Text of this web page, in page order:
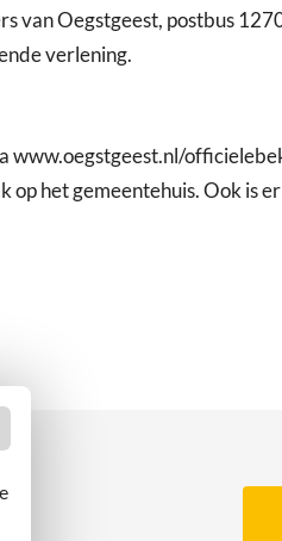
van Oegstgeest, postbus
verlening.
www.oegstgeest.nl/
op het gemeentehuis. Ook is